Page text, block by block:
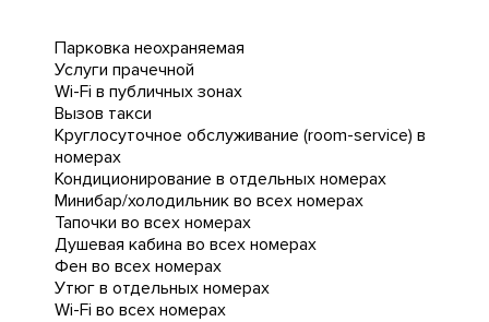
Парковка неохраняемая
Услуги прачечной
Wi-Fi в публичных зонах
Вызов такси
Круглосуточное обслуживание (room-service) в
номерах
Кондиционирование в отдельных номерах
Минибар/холодильник во всех номерах
Тапочки во всех номерах
Душевая кабина во всех номерах
Фен во всех номерах
Утюг в отдельных номерах
Wi-Fi во всех номерах